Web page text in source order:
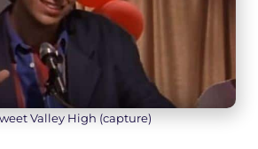
Valley High (capture)